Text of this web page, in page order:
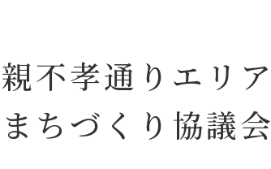
親不孝通りエリア
まちづくり協議会